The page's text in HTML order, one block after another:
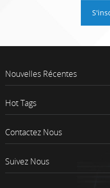
Nouvelles Récentes
Hot Tags
Contactez Nous
Suivez Nous